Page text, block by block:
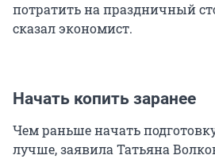
потратить на праздничный
сказал экономист.
Начать копить заранее
Чем раньше начать
лучше, заявила Татьяна